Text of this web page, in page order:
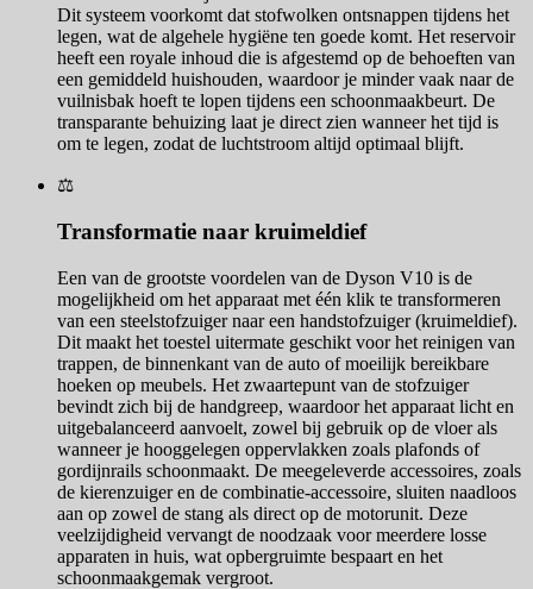
Dit systeem voorkomt dat stofwolken ontsnappen tijdens het
legen, wat de algehele hygiëne ten goede komt. Het reservoir
heeft een royale inhoud die is afgestemd op de behoeften van
een gemiddeld huishouden, waardoor je minder vaak naar de
vuilnisbak hoeft te lopen tijdens een schoonmaakbeurt. De
transparante behuizing laat je direct zien wanneer het tijd is
om te legen, zodat de luchtstroom altijd optimaal blijft.
⚖️
Transformatie naar kruimeldief
Een van de grootste voordelen van de Dyson V10 is de
mogelijkheid om het apparaat met één klik te transformeren
van een steelstofzuiger naar een handstofzuiger (kruimeldief).
Dit maakt het toestel uitermate geschikt voor het reinigen van
trappen, de binnenkant van de auto of moeilijk bereikbare
hoeken op meubels. Het zwaartepunt van de stofzuiger
bevindt zich bij de handgreep, waardoor het apparaat licht en
uitgebalanceerd aanvoelt, zowel bij gebruik op de vloer als
wanneer je hooggelegen oppervlakken zoals plafonds of
gordijnrails schoonmaakt. De meegeleverde accessoires, zoals
de kierenzuiger en de combinatie-accessoire, sluiten naadloos
aan op zowel de stang als direct op de motorunit. Deze
veelzijdigheid vervangt de noodzaak voor meerdere losse
apparaten in huis, wat opbergruimte bespaart en het
schoonmaakgemak vergroot.